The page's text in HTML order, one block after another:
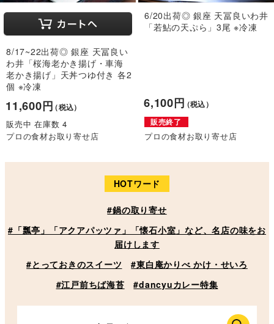
8/17~22出荷◎ 銀座 天冨良い
わ井「桜海老かき揚げ・車海
老かき揚げ」天丼つゆ付き 各2
個 ※冷凍
11,600円（税込）
販売中 在庫数 4
プロの食材お取り寄せ店
6/20出荷◎ 銀座 天冨良いわ井
「若鮎の天ぷら」3尾 ※冷凍
6,100円（税込）
販売終了
プロの食材お取り寄せ店
HOTワード
#鍋の取り寄せ
#「瓢亭」「アクアパッツァ」「懐石小室」など、名店の味をお
届けします
#とっておきのスイーツ
#東白庵かりべ かけ・せいろ
#江戸前ちば海苔
#dancyuカレー特集